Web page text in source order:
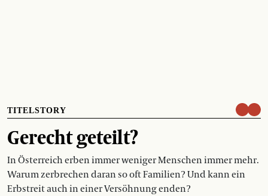
TITELSTORY
Gerecht geteilt?
In Österreich erben immer weniger Menschen immer mehr.
Warum zerbrechen daran so oft Familien? Und kann ein
Erbstreit auch in einer Versöhnung enden?